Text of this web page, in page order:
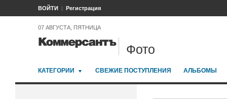
ВОЙТИ Регистрация
07 АВГУСТА, ПЯТНИЦА
Фото
КАТЕГОРИИ СВЕЖИЕ ПОСТУПЛЕНИЯ АЛЬБОМЫ